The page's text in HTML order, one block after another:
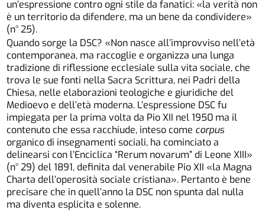
un’espressione contro ogni stile da fanatici: «la verità non
è un territorio da difendere, ma un bene da condividere»
(n° 25).
Quando sorge la DSC? «Non nasce all’improvviso nell’età
contemporanea, ma raccoglie e organizza una lunga
tradizione di riflessione ecclesiale sulla vita sociale, che
trova le sue fonti nella Sacra Scrittura, nei Padri della
Chiesa, nelle elaborazioni teologiche e giuridiche del
Medioevo e dell’età moderna. L’espressione DSC fu
impiegata per la prima volta da Pio XII nel 1950 ma il
contenuto che essa racchiude, inteso come corpus
organico di insegnamenti sociali, ha cominciato a
delinearsi con l’Enciclica “Rerum novarum” di Leone XIII»
(n° 29) del 1891, definita dal venerabile Pio XII «la Magna
Charta dell’operosità sociale cristiana». Pertanto è bene
precisare che in quell’anno la DSC non spunta dal nulla
ma diventa esplicita e solenne.